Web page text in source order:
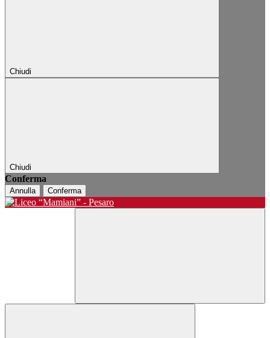
Chiudi
Chiudi
Conferma
Annulla Conferma